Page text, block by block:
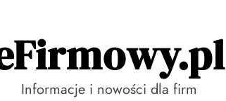
Informacje i nowości dla firm